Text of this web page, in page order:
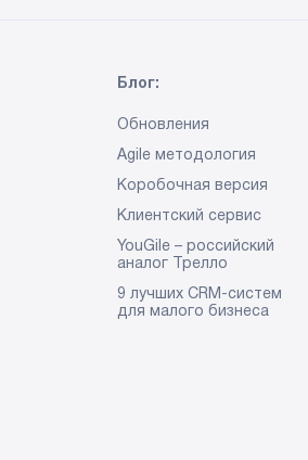
Блог:
Обновления
Agile методология
Коробочная версия
Клиентский сервис
YouGile – российский
аналог Трелло
9 лучших CRM-систем
для малого бизнеса